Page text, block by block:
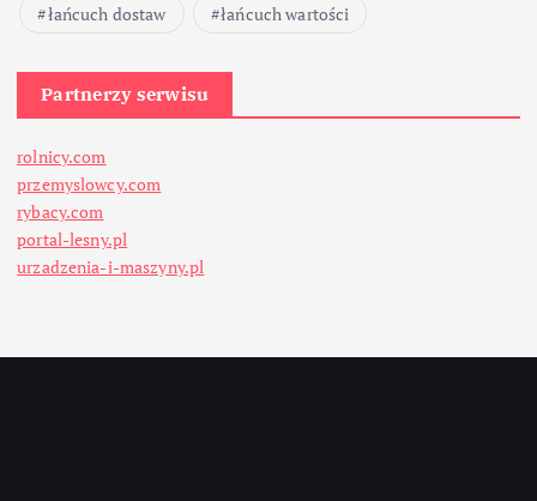
łańcuch dostaw
łańcuch wartości
Partnerzy serwisu
rolnicy.com
przemyslowcy.com
rybacy.com
portal-lesny.pl
urzadzenia-i-maszyny.pl